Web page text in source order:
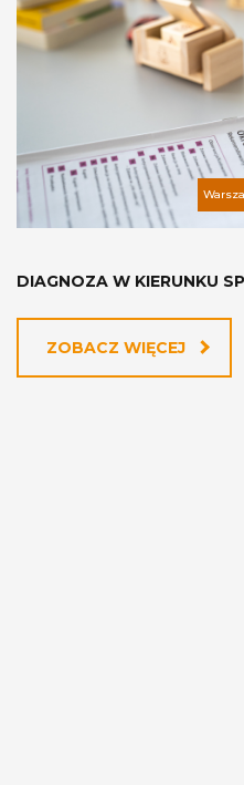
DIAGNOZA W KIERUNKU
ZOBACZ WIĘCEJ